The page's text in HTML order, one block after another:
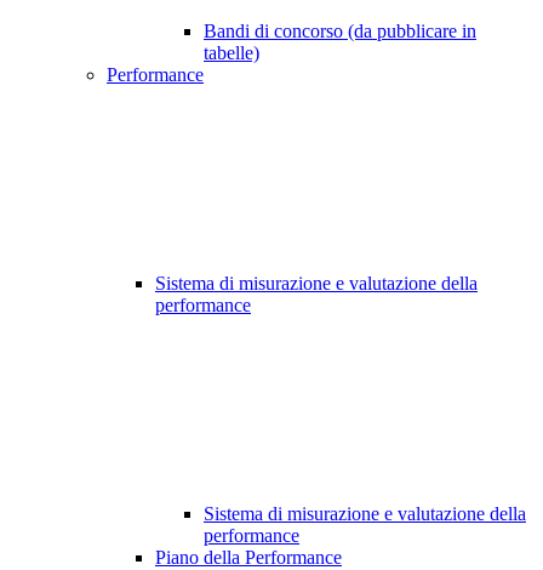
Bandi di concorso (da pubblicare in
tabelle)
Performance
Sistema di misurazione e valutazione della
performance
Sistema di misurazione e valutazione della
performance
Piano della Performance